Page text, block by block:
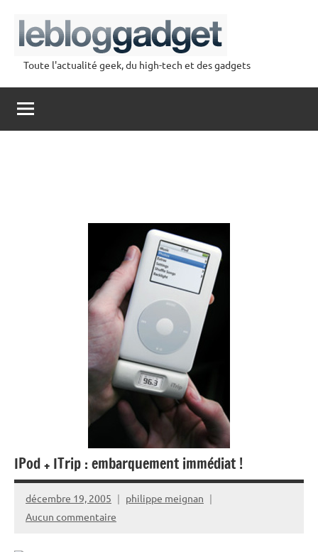
contenu
lebloggadget
Toute l'actualité geek, du high-tech et des gadgets
IPod + ITrip : embarquement immédiat !
décembre 19, 2005
philippe meignan
Aucun commentaire